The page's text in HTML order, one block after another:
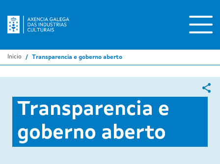
Inicio Transparencia e goberno aberto
Transparencia e
goberno aberto